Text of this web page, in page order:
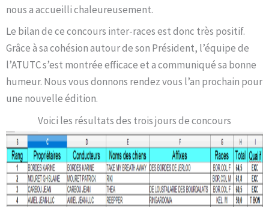
nous a accueilli chaleureusement.
Le bilan de ce concours inter-races est donc très positif.
Grâce à sa cohésion autour de son Président, l’équipe de
l’ATUTC s’est montrée efficace et a communiqué sa bonne
humeur. Nous vous donnons rendez vous l’an prochain pour
une nouvelle édition.
Voici les résultats des trois jours de concours